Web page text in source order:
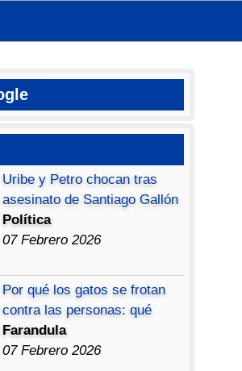
Uribe y Petro chocan tras
asesinato de Santiago Gallón
Política
07 Febrero 2026
Por qué los gatos se frotan
contra las personas: qué
Farandula
07 Febrero 2026